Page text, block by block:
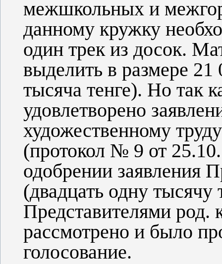
межшкольных и
данному кружку
один трек из досок.
выделить в размере 21
тысяча тенге). Но так
удовлетворено
художественному
(протокол № 9 от
одобрении заявления
(двадцать одну тысячу
Представителями род.
рассмотрено и было
голосование.